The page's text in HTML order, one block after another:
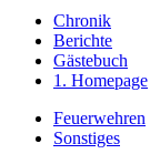
Chronik
Berichte
Gästebuch
1. Homepage
Feuerwehren
Sonstiges